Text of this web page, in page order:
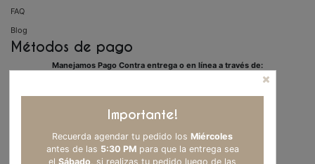
Importante!
Recuerda agendar tu pedido los Miércoles
antes de las 5:30 PMpara que la entrega sea
el Sábado , si realizas tu pedido luego de las
FAQ
Blog
Métodos de pago
Manejamos Pago Contra entrega o en línea a través de: